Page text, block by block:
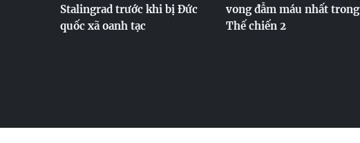
Stalingrad trước khi bị Đức
quốc xã oanh tạc
vong đẫm máu nhất trong
Thế chiến 2